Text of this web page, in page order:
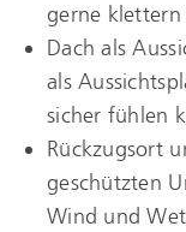
gerne
Dach als
als
sicher fühlen
Rückzugsort
geschützten
Wind und